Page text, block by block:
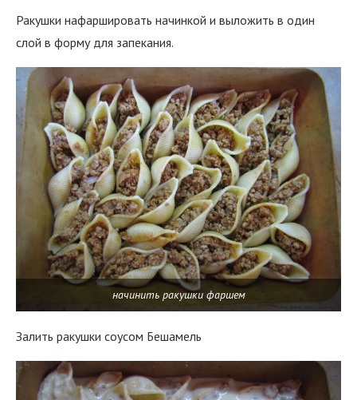
Ракушки нафаршировать начинкой и выложить в один
слой в форму для запекания.
начинить ракушки фаршем
Залить ракушки соусом Бешамель